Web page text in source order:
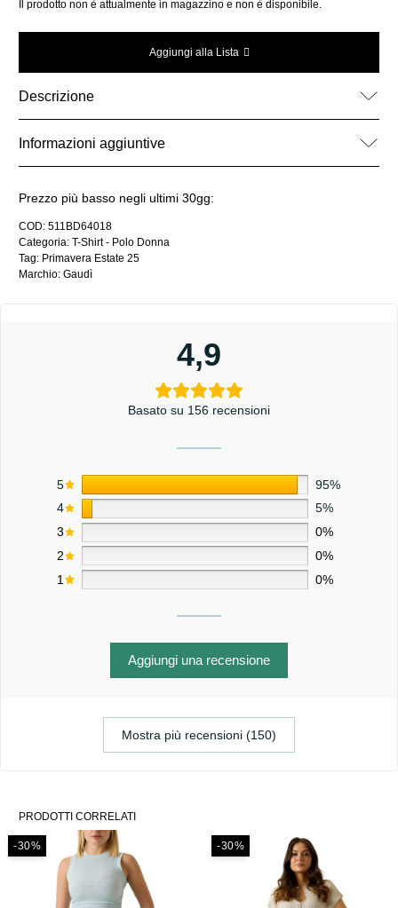
Il prodotto non è attualmente in magazzino e non è disponibile.
Aggiungi alla Lista
Descrizione
Informazioni aggiuntive
Prezzo più basso negli ultimi 30gg:
COD: 511BD64018
Categoria: T-Shirt - Polo Donna
Tag: Primavera Estate 25
Marchio: Gaudì
4,9
Basato su 156 recensioni
5
95%
4
5%
3
0%
2
0%
1
0%
Aggiungi una recensione
Mostra più recensioni (150)
PRODOTTI CORRELATI
-30% -30%